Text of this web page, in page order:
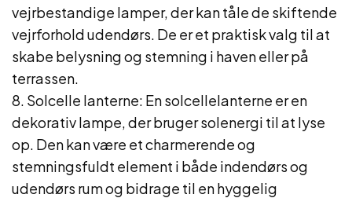
vejrbestandige lamper, der kan tåle de skiftende
vejrforhold udendørs. De er et praktisk valg til at
skabe belysning og stemning i haven eller på
terrassen.
8. Solcelle lanterne: En solcellelanterne er en
dekorativ lampe, der bruger solenergi til at lyse
op. Den kan være et charmerende og
stemningsfuldt element i både indendørs og
udendørs rum og bidrage til en hyggelig